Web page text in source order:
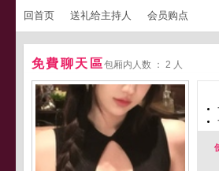
回首页 送礼给主持人 会员购点
免費聊天區包厢内人数 ： 2 人